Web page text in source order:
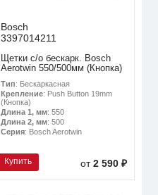
Bosch
3397014211
Щетки с/о бескарк. Bosch
Aerotwin 550/500мм (Кнопка)
Тип: Бескаркасная
Крепление: Push Button 19mm
(Кнопка)
Длина 1, мм: 550
Длина 2, мм: 500
Серия: Bosch Aerotwin
Купить от2 590 ₽